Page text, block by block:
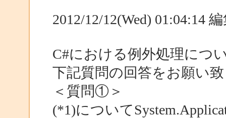
2012/12/12(Wed) 01:04:14
C#における例外処理につ
下記質問の回答をお願い
＜質問①＞
(*1)について